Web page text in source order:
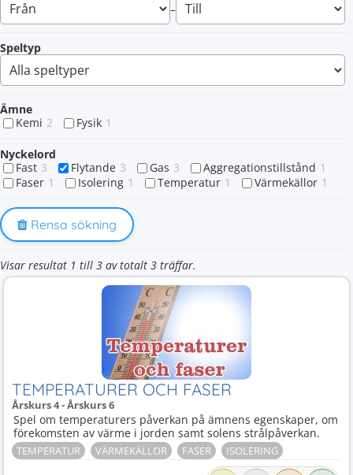
–
Speltyp
Ämne
Kemi 2 Fysik 1
Nyckelord
Fast 3 Flytande 3 Gas 3 Aggregationstillstånd 1
Faser 1 Isolering 1 Temperatur 1 Värmekällor 1
Rensa sökning
Visar resultat 1 till 3 av totalt 3 träffar.
TEMPERATURER OCH FASER
Årskurs 4 - Årskurs 6
Spel om temperaturers påverkan på ämnens egenskaper, om
förekomsten av värme i jorden samt solens strålpåverkan.
TEMPERATUR VÄRMEKÄLLOR FASER ISOLERING